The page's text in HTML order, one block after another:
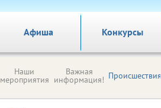
Афиша Конкурсы
Наши
мероприятия
Важная
информация! Происшествия